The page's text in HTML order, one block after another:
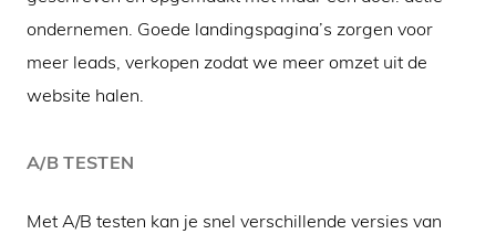
ondernemen. Goede landingspagina’s zorgen voor
meer leads, verkopen zodat we meer omzet uit de
website halen.
A/B TESTEN
Met A/B testen kan je snel verschillende versies van